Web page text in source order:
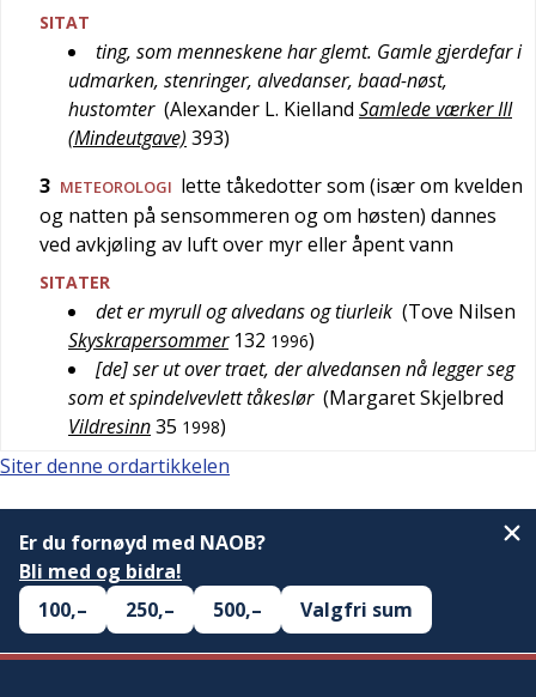
SITAT
ting, som menneskene har glemt. Gamle gjerdefar i
udmarken, stenringer, alvedanser, baad-nøst,
hustomter (Alexander L. Kielland Samlede værker III
(Mindeutgave) 393)
3 METEOROLOGI lette tåkedotter som (især om kvelden
og natten på sensommeren og om høsten) dannes
ved avkjøling av luft over myr eller åpent vann
SITATER
det er myrull og alvedans og tiurleik (Tove Nilsen
Skyskrapersommer 132 1996)
[de] ser ut over traet, der alvedansen nå legger seg
som et spindelvevlett tåkeslør (Margaret Skjelbred
Vildresinn35 1998)
Siter denne ordartikkelen
Er du fornøyd med NAOB?
Bli med og bidra!
100,–
250,– 500,– Valgfri sum